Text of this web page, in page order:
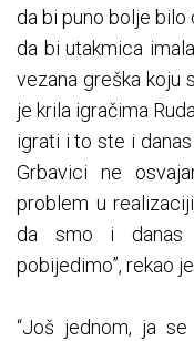
da bi puno bolje
da bi utakmica
vezana greška koju
je krila igračima
igrati i to ste i
Grbavici ne
problem u
da smo i danas
pobijedimo”, rekao
“Još jednom, ja